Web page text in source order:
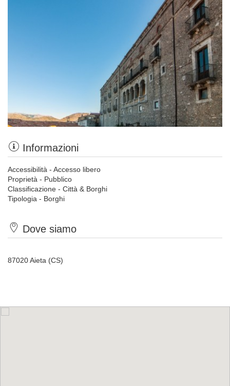
Informazioni
Accessibilità - Accesso libero
Proprietà - Pubblico
Classificazione - Città & Borghi
Tipologia - Borghi
Dove siamo
87020 Aieta (CS)